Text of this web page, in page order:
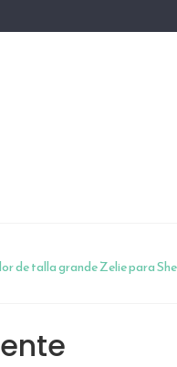
de talla grande Zelie para